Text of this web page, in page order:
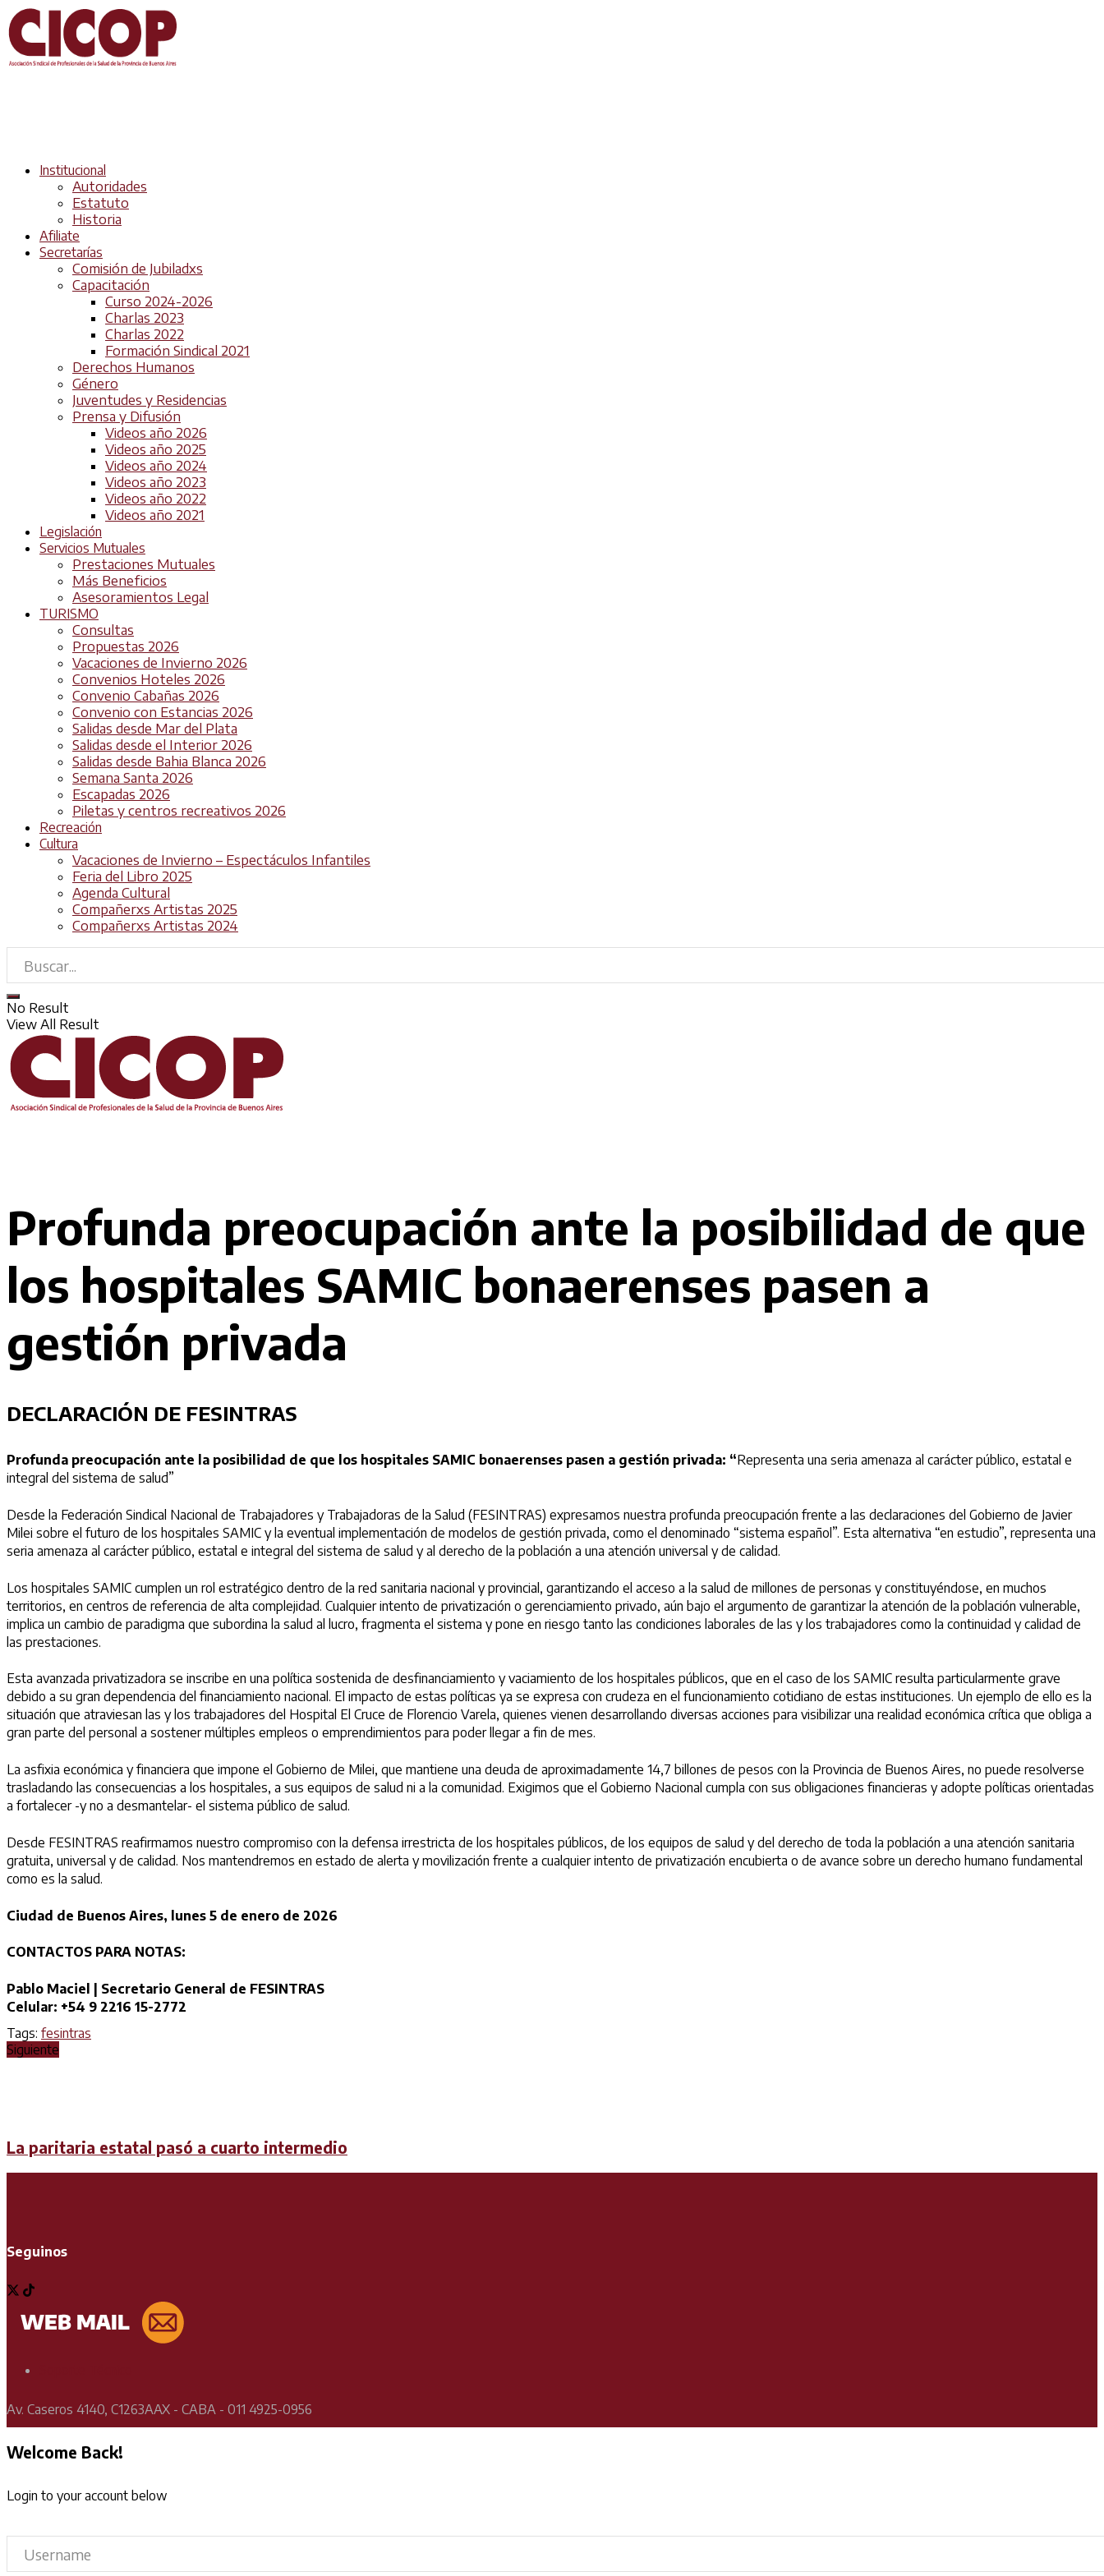
Institucional
Autoridades
Estatuto
Historia
Afiliate
Secretarías
Comisión de Jubiladxs
Capacitación
Curso 2024-2026
Charlas 2023
Charlas 2022
Formación Sindical 2021
Derechos Humanos
Género
Juventudes y Residencias
Prensa y Difusión
Videos año 2026
Videos año 2025
Videos año 2024
Videos año 2023
Videos año 2022
Videos año 2021
Legislación
Servicios Mutuales
Prestaciones Mutuales
Más Beneficios
Asesoramientos Legal
TURISMO
Consultas
Propuestas 2026
Vacaciones de Invierno 2026
Convenios Hoteles 2026
Convenio Cabañas 2026
Convenio con Estancias 2026
Salidas desde Mar del Plata
Salidas desde el Interior 2026
Salidas desde Bahia Blanca 2026
Semana Santa 2026
Escapadas 2026
Piletas y centros recreativos 2026
Recreación
Cultura
Vacaciones de Invierno – Espectáculos Infantiles
Feria del Libro 2025
Agenda Cultural
Compañerxs Artistas 2025
Compañerxs Artistas 2024
No Result
View All Result
Profunda preocupación ante la posibilidad de que
los hospitales SAMIC bonaerenses pasen a
gestión privada
DECLARACIÓN DE FESINTRAS
Profunda preocupación ante la posibilidad de que los hospitales SAMIC bonaerenses pasen a gestión privada: “Representa una seria amenaza al carácter público, estatal e
integral del sistema de salud”
Desde la Federación Sindical Nacional de Trabajadores y Trabajadoras de la Salud (FESINTRAS) expresamos nuestra profunda preocupación frente a las declaraciones del Gobierno de Javier
Milei sobre el futuro de los hospitales SAMIC y la eventual implementación de modelos de gestión privada, como el denominado “sistema español”. Esta alternativa “en estudio”, representa una
seria amenaza al carácter público, estatal e integral del sistema de salud y al derecho de la población a una atención universal y de calidad.
Los hospitales SAMIC cumplen un rol estratégico dentro de la red sanitaria nacional y provincial, garantizando el acceso a la salud de millones de personas y constituyéndose, en muchos
territorios, en centros de referencia de alta complejidad. Cualquier intento de privatización o gerenciamiento privado, aún bajo el argumento de garantizar la atención de la población vulnerable,
implica un cambio de paradigma que subordina la salud al lucro, fragmenta el sistema y pone en riesgo tanto las condiciones laborales de las y los trabajadores como la continuidad y calidad de
las prestaciones.
Esta avanzada privatizadora se inscribe en una política sostenida de desfinanciamiento y vaciamiento de los hospitales públicos, que en el caso de los SAMIC resulta particularmente grave
debido a su gran dependencia del financiamiento nacional. El impacto de estas políticas ya se expresa con crudeza en el funcionamiento cotidiano de estas instituciones. Un ejemplo de ello es la
situación que atraviesan las y los trabajadores del Hospital El Cruce de Florencio Varela, quienes vienen desarrollando diversas acciones para visibilizar una realidad económica crítica que obliga a
gran parte del personal a sostener múltiples empleos o emprendimientos para poder llegar a fin de mes.
La asfixia económica y financiera que impone el Gobierno de Milei, que mantiene una deuda de aproximadamente 14,7 billones de pesos con la Provincia de Buenos Aires, no puede resolverse
trasladando las consecuencias a los hospitales, a sus equipos de salud ni a la comunidad. Exigimos que el Gobierno Nacional cumpla con sus obligaciones financieras y adopte políticas orientadas
a fortalecer -y no a desmantelar- el sistema público de salud.
Desde FESINTRAS reafirmamos nuestro compromiso con la defensa irrestricta de los hospitales públicos, de los equipos de salud y del derecho de toda la población a una atención sanitaria
gratuita, universal y de calidad. Nos mantendremos en estado de alerta y movilización frente a cualquier intento de privatización encubierta o de avance sobre un derecho humano fundamental
como es la salud.
Ciudad de Buenos Aires, lunes 5 de enero de 2026
CONTACTOS PARA NOTAS:
Pablo Maciel | Secretario General de FESINTRAS
Celular: +54 9 2216 15-2772
Tags: fesintras
Siguiente
La paritaria estatal pasó a cuarto intermedio
Seguinos
Av. Caseros 4140, C1263AAX - CABA - 011 4925-0956
Welcome Back!
Login to your account below